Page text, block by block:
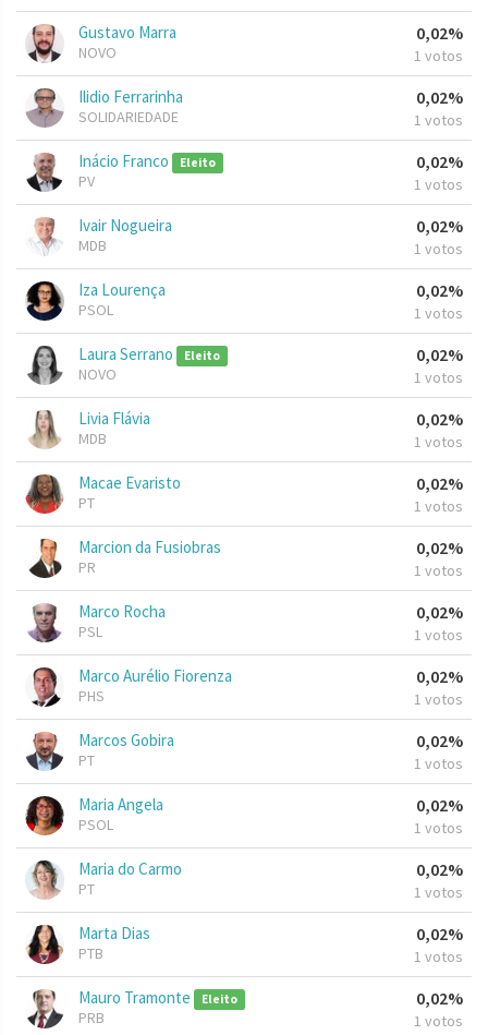
Gustavo Marra
NOVO
0,02%
1 votos
Ilidio Ferrarinha
SOLIDARIEDADE
0,02%
1 votos
Inácio Franco Eleito
PV
0,02%
1 votos
Ivair Nogueira
MDB
0,02%
1 votos
Iza Lourença
PSOL
0,02%
1 votos
Laura Serrano Eleito
NOVO
0,02%
1 votos
Livia Flávia
MDB
0,02%
1 votos
Macae Evaristo
PT
0,02%
1 votos
Marcion da Fusiobras
PR
0,02%
1 votos
Marco Rocha
PSL
0,02%
1 votos
Marco Aurélio Fiorenza
PHS
0,02%
1 votos
Marcos Gobira
PT
0,02%
1 votos
Maria Angela
PSOL
0,02%
1 votos
Maria do Carmo
PT
0,02%
1 votos
Marta Dias
PTB
0,02%
1 votos
Mauro Tramonte Eleito
PRB
0,02%
1 votos